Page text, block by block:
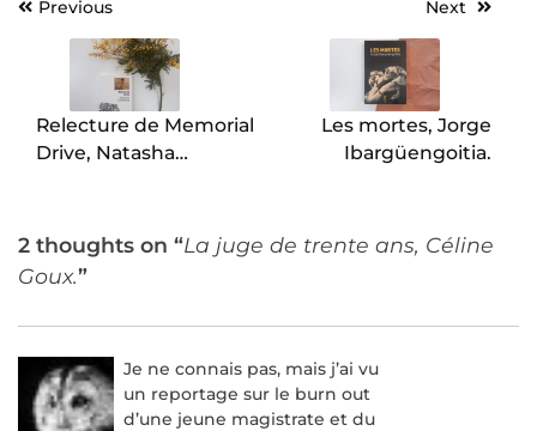
Navigation
Previous
Relecture de Memorial
Drive, Natasha
Next
Les mortes, Jorge
Ibargüengoitia.
2 thoughts on “La juge de trente ans, Céline
Goux.”
Je ne connais pas, mais j’ai vu
un reportage sur le burn out
d’une jeune magistrate et du